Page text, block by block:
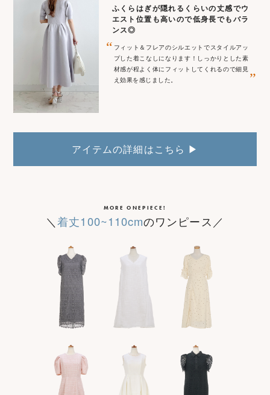
ふくらはぎが隠れるくらいの丈感でウ
エスト位置も高いので低身長でもバラ
ンス◎
フィット＆フレアのシルエットでスタイルアッ
プした着こなしになります！しっかりとした素
材感が程よく体にフィットしてくれるので細見
え効果を感じました。
“
”
アイテムの詳細はこちら ▶
MORE ONEPIECE!
＼着丈100~110cmのワンピース／